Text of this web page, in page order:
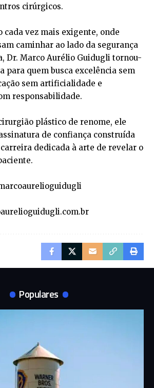
cirúrgicos.
cada vez mais exigente, onde
caminhar ao lado da segurança
Dr. Marco Aurélio Guidugli tornou-
para quem busca excelência sem
sem artificialidade e
responsabilidade.
plástico de renome, ele
de confiança construída
dedicada à arte de revelar o
Populares